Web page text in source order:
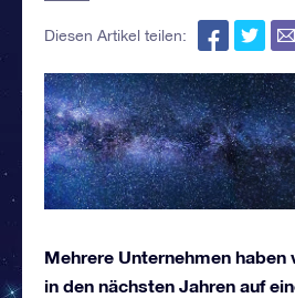
Diesen Artikel teilen:
Mehrere Unternehmen haben
in den nächsten Jahren auf